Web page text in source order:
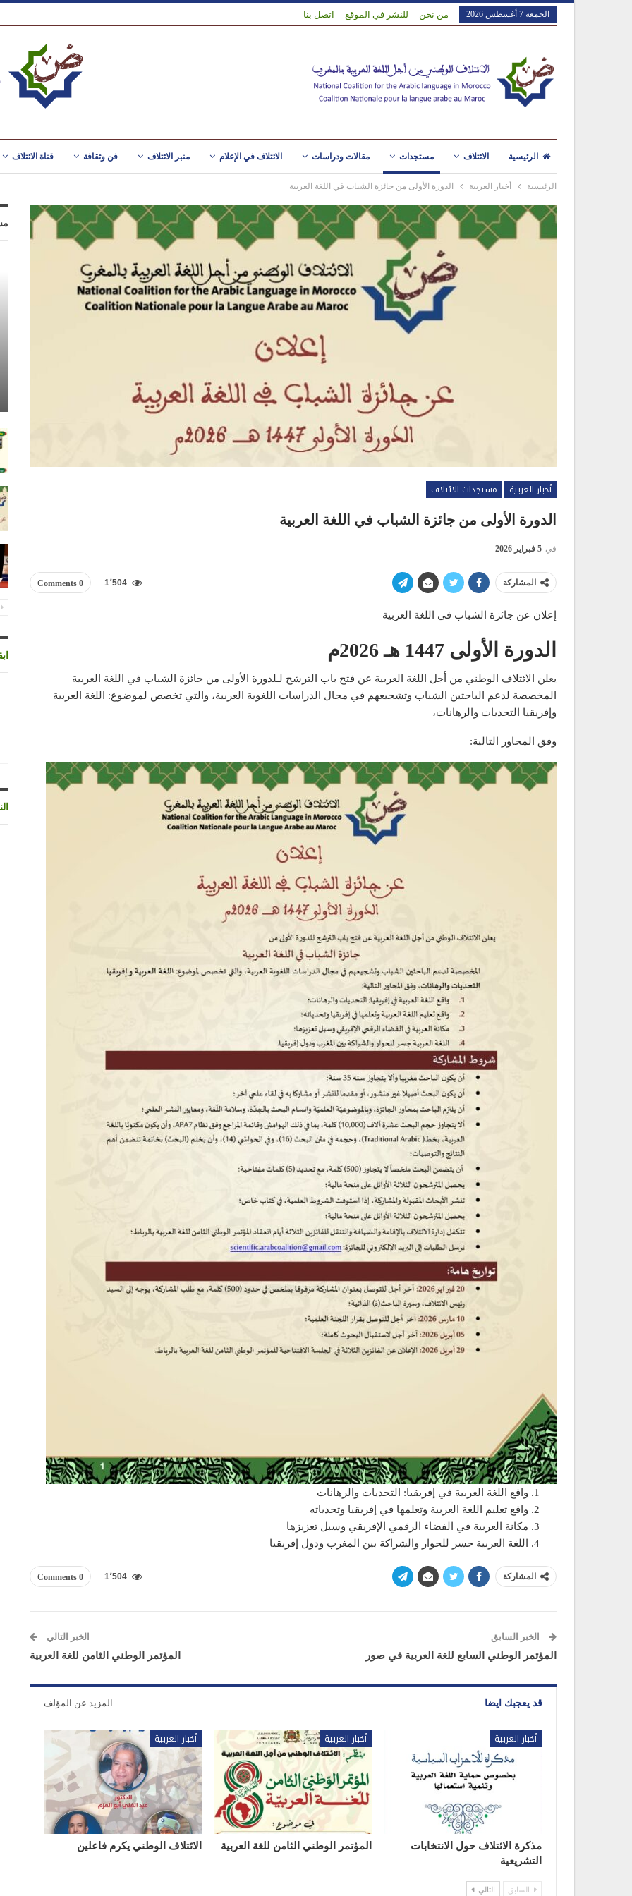
الجمعة 7 أغسطس 2026 من نحن للنشر في الموقع اتصل بنا
الرئيسية الائتلاف مستجدات مقالات ودراسات الائتلاف في الإعلام منبر الائتلاف فن وثقافة قناة الائتلاف
الرئيسية أخبار العربية الدورة الأولى من جائزة الشباب في اللغة العربية
أخبار العربية
مستجدات الائتلاف
الدورة الأولى من جائزة الشباب في اللغة العربية
في 5 فبراير 2026
المشاركة 0 Comments 1٬504
إعلان عن جائزة الشباب في اللغة العربية
الدورة الأولى 1447 هـ 2026م
يعلن الائتلاف الوطني من أجل اللغة العربية عن فتح باب الترشح لـلدورة الأولى من جائزة الشباب في اللغة العربية
المخصصة لدعم الباحثين الشباب وتشجيعهم في مجال الدراسات اللغوية العربية، والتي تخصص لموضوع: اللغة العربية
وإفريقيا التحديات والرهانات،
وفق المحاور التالية:
واقع اللغة العربية في إفريقيا: التحديات والرهانات
واقع تعليم اللغة العربية وتعلمها في إفريقيا وتحدياته
مكانة العربية في الفضاء الرقمي الإفريقي وسبل تعزيزها
اللغة العربية جسر للحوار والشراكة بين المغرب ودول إفريقيا
المشاركة 0 Comments 1٬504
الخبر السابق
المؤتمر الوطني السابع للغة العربية في صور
الخبر التالي
المؤتمر الوطني الثامن للغة العربية
قد يعجبك ايضا المزيد عن المؤلف
أخبار العربية
مذكرة الائتلاف حول الانتخابات
التشريعية
أخبار العربية
المؤتمر الوطني الثامن للغة العربية
أخبار العربية
الائتلاف الوطني يكرم فاعلين
السابق التالي